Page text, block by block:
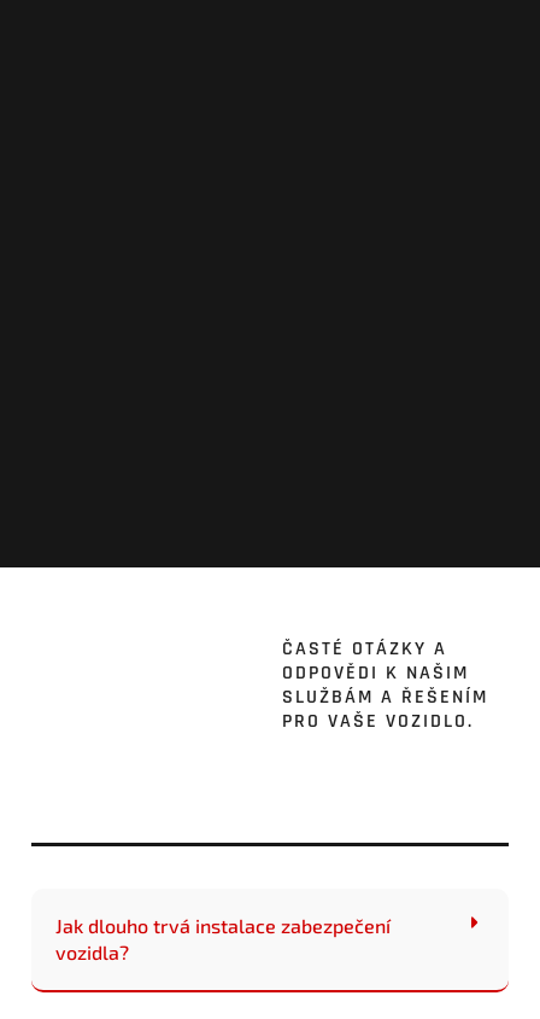
ČASTÉ OTÁZKY A
ODPOVĚDI K NAŠIM
SLUŽBÁM A ŘEŠENÍM
PRO VAŠE VOZIDLO.
Jak dlouho trvá instalace zabezpečení
vozidla?